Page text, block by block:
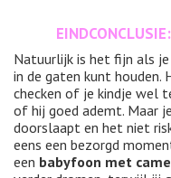
Natuurlijk is het fijn als
in de gaten kunt
checken of je kindje wel
of hij goed ademt. Maar
doorslaapt en het niet
eens een bezorgd
een babyfoon met